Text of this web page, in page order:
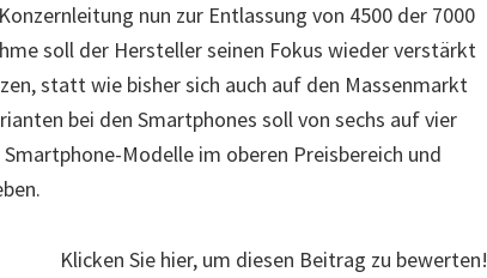
nun zur Entlassung von 4500 der 7000
soll der Hersteller seinen Fokus wieder verstärkt
statt wie bisher sich auch auf den Massenmarkt
bei den Smartphones soll von sechs auf vier
Modelle im oberen Preisbereich und
Klicken Sie hier, um diesen Beitrag zu bewerten!